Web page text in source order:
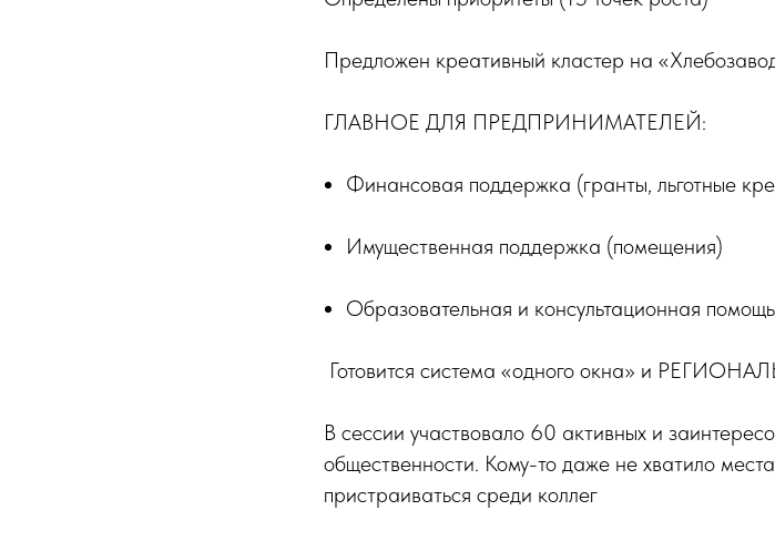
Предложен креативный кластер на
ГЛАВНОЕ ДЛЯ ПРЕДПРИНИМАТЕЛЕЙ:
Финансовая поддержка (гранты, льготные
Имущественная поддержка (помещения)
Образовательная и консультационная помощь
Готовится система «одного окна» и
В сессии участвовало 60 активных и
общественности. Кому-то даже не хватило
пристраиваться среди коллег